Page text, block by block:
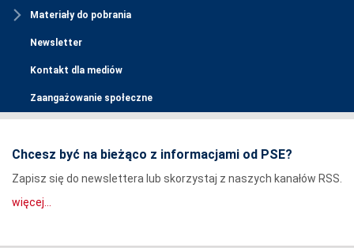
Materiały do pobrania
Newsletter
Kontakt dla mediów
Zaangażowanie społeczne
Chcesz być na bieżąco z informacjami od PSE?
Zapisz się do newslettera lub skorzystaj z naszych kanałów RSS.
więcej...